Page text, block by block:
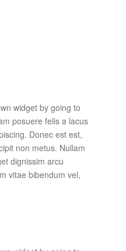
widget by going to
posuere felis a lacus
Donec est est,
non metus. Nullam
dignissim arcu
vitae bibendum vel,